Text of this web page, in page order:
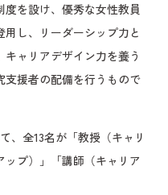
を設け、優秀な女性教員
し、リーダーシップ力と
ャリアデザイン力を養う
支援者の配備を行うもので
、全13名が「教授（キャリ
プ）」「講師（キャリア